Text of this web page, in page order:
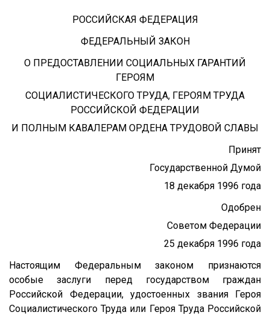
РОССИЙСКАЯ ФЕДЕРАЦИЯ
ФЕДЕРАЛЬНЫЙ ЗАКОН
О ПРЕДОСТАВЛЕНИИ СОЦИАЛЬНЫХ ГАРАНТИЙ
ГЕРОЯМ
СОЦИАЛИСТИЧЕСКОГО ТРУДА, ГЕРОЯМ ТРУДА
РОССИЙСКОЙ ФЕДЕРАЦИИ
И ПОЛНЫМ КАВАЛЕРАМ ОРДЕНА ТРУДОВОЙ СЛАВЫ
Принят
Государственной Думой
18 декабря 1996 года
Одобрен
Советом Федерации
25 декабря 1996 года
Настоящим Федеральным законом признаются
особые заслуги перед государством граждан
Российской Федерации, удостоенных звания Героя
Социалистического Труда или Героя Труда Российской